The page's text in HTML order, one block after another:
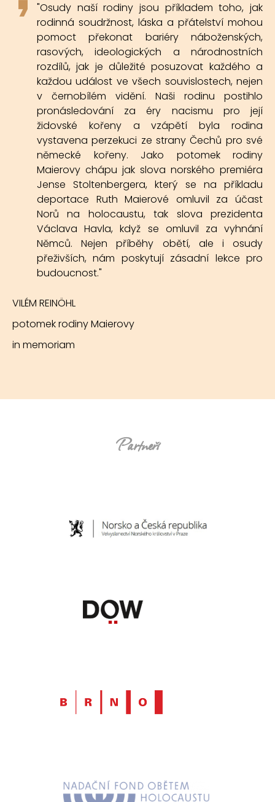
"Osudy naší rodiny jsou příkladem toho, jak
rodinná soudržnost, láska a přátelství mohou
pomoct překonat bariéry náboženských,
rasových, ideologických a národnostních
rozdílů, jak je důležité posuzovat každého a
každou událost ve všech souvislostech, nejen
v černobílém vidění. Naši rodinu postihlo
pronásledování za éry nacismu pro její
židovské kořeny a vzápětí byla rodina
vystavena perzekuci ze strany Čechů pro své
německé kořeny. Jako potomek rodiny
Maierovy chápu jak slova norského premiéra
Jense Stoltenbergera, který se na příkladu
deportace Ruth Maierové omluvil za účast
Norů na holocaustu, tak slova prezidenta
Václava Havla, když se omluvil za vyhnání
Němců. Nejen příběhy obětí, ale i osudy
přeživších, nám poskytují zásadní lekce pro
budoucnost."
VILÉM REINÖHL
potomek rodiny Maierovy
in memoriam
Partneři